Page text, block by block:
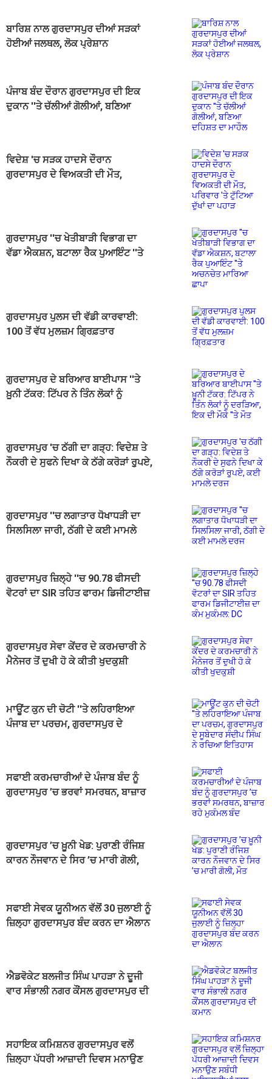
ਬਾਰਿਸ਼ ਨਾਲ ਗੁਰਦਾਸਪੁਰ ਦੀਆਂ ਸੜਕਾਂ
ਹੋਈਆਂ ਜਲਥਲ, ਲੋਕ ਪ੍ਰੇਸ਼ਾਨ
ਪੰਜਾਬ ਬੰਦ ਦੌਰਾਨ ਗੁਰਦਾਸਪੁਰ ਦੀ ਇਕ
ਦੁਕਾਨ ''ਤੇ ਚੱਲੀਆਂ ਗੋਲੀਆਂ, ਬਣਿਆ
ਵਿਦੇਸ਼ 'ਚ ਸੜਕ ਹਾਦਸੇ ਦੌਰਾਨ
ਗੁਰਦਾਸਪੁਰ ਦੇ ਵਿਅਕਤੀ ਦੀ ਮੌਤ,
ਗੁਰਦਾਸਪੁਰ ''ਚ ਖੇਤੀਬਾੜੀ ਵਿਭਾਗ ਦਾ
ਵੱਡਾ ਐਕਸ਼ਨ, ਬਟਾਲਾ ਰੈਕ ਪੁਆਇੰਟ ''ਤੇ
ਗੁਰਦਾਸਪੁਰ ਪੁਲਸ ਦੀ ਵੱਡੀ ਕਾਰਵਾਈ:
100 ਤੋਂ ਵੱਧ ਮੁਲਜ਼ਮ ਗ੍ਰਿਫ਼ਤਾਰ
ਗੁਰਦਾਸਪੁਰ ਦੇ ਬਰਿਆਰ ਬਾਈਪਾਸ ''ਤੇ
ਖ਼ੂਨੀ ਟੱਕਰ: ਟਿੱਪਰ ਨੇ ਤਿੰਨ ਲੋਕਾਂ ਨੂੰ
ਗੁਰਦਾਸਪੁਰ 'ਚ ਠੱਗੀ ਦਾ ਗੜ੍ਹ: ਵਿਦੇਸ਼ ਤੇ
ਨੌਕਰੀ ਦੇ ਸੁਫਨੇ ਦਿਖਾ ਕੇ ਠੱਗੇ ਕਰੋੜਾਂ ਰੁੁਪਏ,
ਗੁਰਦਾਸਪੁਰ ''ਚ ਲਗਾਤਾਰ ਧੋਖਾਧੜੀ ਦਾ
ਸਿਲਸਿਲਾ ਜਾਰੀ, ਠੱਗੀ ਦੇ ਕਈ ਮਾਮਲੇ
ਗੁਰਦਾਸਪੁਰ ਜ਼ਿਲ੍ਹੇ ''ਚ 90.78 ਫੀਸਦੀ
ਵੋਟਰਾਂ ਦਾ SIR ਤਹਿਤ ਫਾਰਮ ਡਿਜੀਟਾਈਜ਼
ਗੁਰਦਾਸਪੁਰ ਸੇਵਾ ਕੇਂਦਰ ਦੇ ਕਰਮਚਾਰੀ ਨੇ
ਮੈਨੇਜਰ ਤੋਂ ਦੁਖੀ ਹੋ ਕੇ ਕੀਤੀ ਖੁਦਕੁਸ਼ੀ
ਮਾਊਂਟ ਕੁਨ ਦੀ ਚੋਟੀ ''ਤੇ ਲਹਿਰਾਇਆ
ਪੰਜਾਬ ਦਾ ਪਰਚਮ, ਗੁਰਦਾਸਪੁਰ ਦੇ
ਸਫਾਈ ਕਰਮਚਾਰੀਆਂ ਦੇ ਪੰਜਾਬ ਬੰਦ ਨੂੰ
ਗੁਰਦਾਸਪੁਰ ’ਚ ਭਰਵਾਂ ਸਮਰਥਨ, ਬਾਜ਼ਾਰ
ਗੁਰਦਾਸਪੁਰ ’ਚ ਖ਼ੂਨੀ ਖੇਡ: ਪੁਰਾਣੀ ਰੰਜਿਸ਼
ਕਾਰਨ ਨੌਜਵਾਨ ਦੇ ਸਿਰ ’ਚ ਮਾਰੀ ਗੋਲੀ,
ਸਫਾਈ ਸੇਵਕ ਯੂਨੀਅਨ ਵੱਲੋਂ 30 ਜੁਲਾਈ ਨੂੰ
ਜ਼ਿਲ੍ਹਾ ਗੁਰਦਾਸਪੁਰ ਬੰਦ ਕਰਨ ਦਾ ਐਲਾਨ
ਐਡਵੋਕੇਟ ਬਲਜੀਤ ਸਿੰਘ ਪਾਹੜਾ ਨੇ ਦੂਜੀ
ਵਾਰ ਸੰਭਾਲੀ ਨਗਰ ਕੌਂਸਲ ਗੁਰਦਾਸਪੁਰ ਦੀ
ਸਹਾਇਕ ਕਮਿਸ਼ਨਰ ਗੁਰਦਾਸਪੁਰ ਵਲੋਂ
ਜ਼ਿਲ੍ਹਾ ਪੱਧਰੀ ਆਜ਼ਾਦੀ ਦਿਵਸ ਮਨਾਉਣ